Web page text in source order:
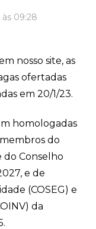
09:28
nosso site, as
ofertadas
em 20/1/23.
homologadas
do
do Conselho
e de
(COSEG) e
da